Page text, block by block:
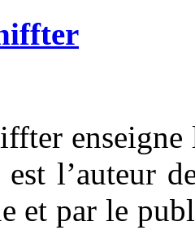
l’auteur
et par le